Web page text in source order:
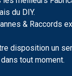
du DIY.
& Raccords
disposition un
tout moment.